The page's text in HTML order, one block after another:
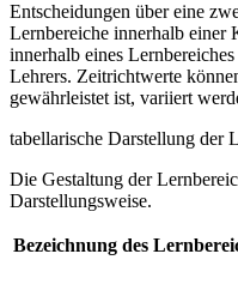
Entscheidungen über eine
Lernbereiche innerhalb einer
innerhalb eines
Lehrers. Zeitrichtwerte
gewährleistet ist, variiert
tabellarische Darstellung der
Die Gestaltung der
Darstellungsweise.
Bezeichnung des